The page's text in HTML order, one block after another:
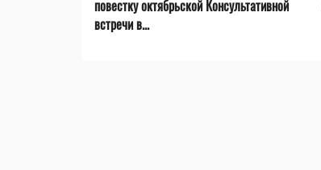
повестку октябрьской Консультативной
встречи в...